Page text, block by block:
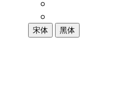
宋体 黑体